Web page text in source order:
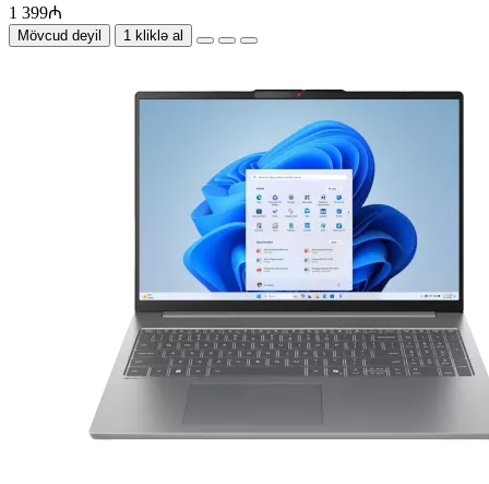
1 399₼
Mövcud deyil 1 kliklə al